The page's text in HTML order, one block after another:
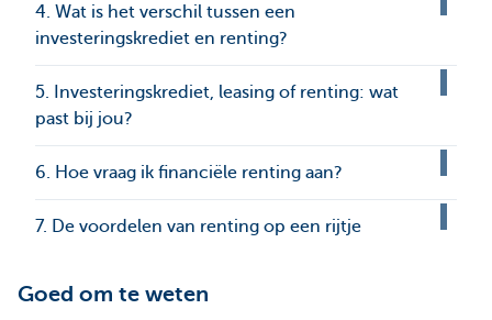
4. Wat is het verschil tussen een
investeringskrediet en renting?
5. Investeringskrediet, leasing of renting: wat
past bij jou?
6. Hoe vraag ik financiële renting aan?
7. De voordelen van renting op een rijtje
Goed om te weten